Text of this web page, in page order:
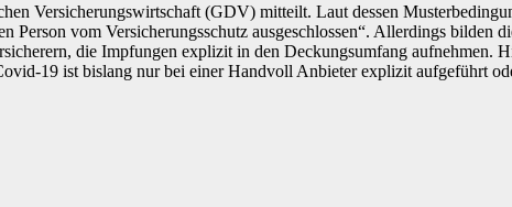
Versicherungswirtschaft (GDV) mitteilt. Laut dessen
vom Versicherungsschutz ausgeschlossen“. Allerdings bilden
die Impfungen explizit in den Deckungsumfang aufnehmen.
19 ist bislang nur bei einer Handvoll Anbieter explizit aufgeführt